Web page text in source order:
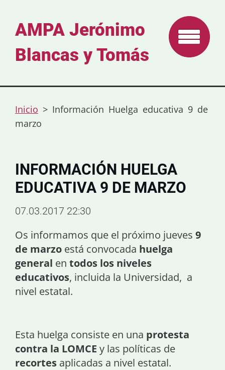
AMPA Jerónimo
Blancas y Tomás
Inicio > Información Huelga educativa 9 de
marzo
INFORMACIÓN HUELGA
EDUCATIVA 9 DE MARZO
07.03.2017 22:30
Os informamos que el próximo jueves 9
de marzo está convocada huelga
general en todos los niveles
educativos, incluida la Universidad, a
nivel estatal.
Esta huelga consiste en una protesta
contra la LOMCE y las políticas de
recortes aplicadas a nivel estatal.